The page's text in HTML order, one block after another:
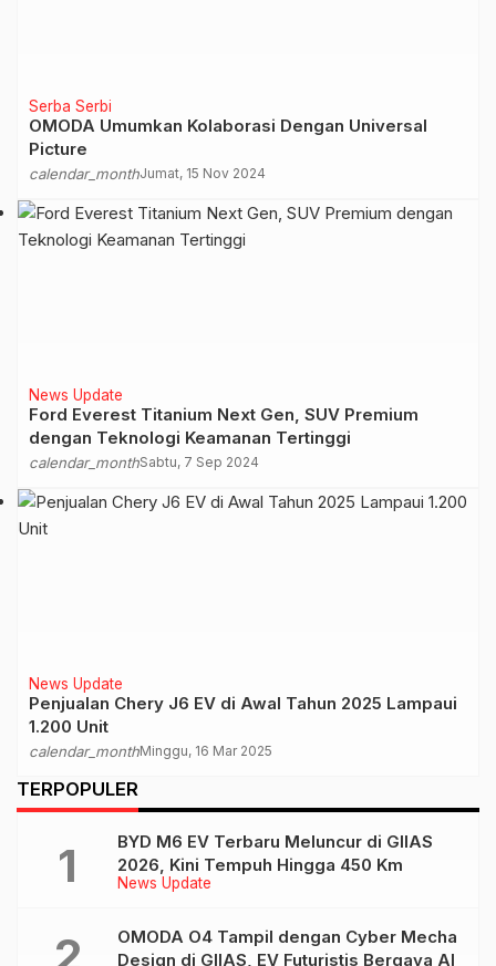
Serba Serbi
OMODA Umumkan Kolaborasi Dengan Universal
Picture
calendar_monthJumat, 15 Nov 2024
News Update
Ford Everest Titanium Next Gen, SUV Premium
dengan Teknologi Keamanan Tertinggi
calendar_monthSabtu, 7 Sep 2024
News Update
Penjualan Chery J6 EV di Awal Tahun 2025 Lampaui
1.200 Unit
calendar_monthMinggu, 16 Mar 2025
TERPOPULER
News Update
BYD M6 EV Terbaru Meluncur di GIIAS
2026, Kini Tempuh Hingga 450 Km
OMODA O4 Tampil dengan Cyber Mecha
Design di GIIAS, EV Futuristis Bergaya AI